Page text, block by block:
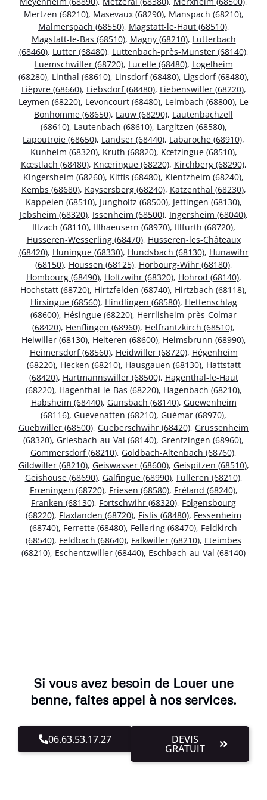
Mertzen (68210), Masevaux (68290), Manspach (68210),
Malmerspach (68550), Magstatt-le-Haut (68510),
Magstatt-le-Bas (68510), Magny (68210), Lutterbach
(68460), Lutter (68480), Luttenbach-près-Munster (68140),
Luemschwiller (68720), Lucelle (68480), Logelheim
(68280), Linthal (68610), Linsdorf (68480), Ligsdorf (68480),
Lièpvre (68660), Liebsdorf (68480), Liebenswiller (68220),
Leymen (68220), Levoncourt (68480), Leimbach (68800), Le
Bonhomme (68650), Lauw (68290), Lautenbachzell
(68610), Lautenbach (68610), Largitzen (68580),
Lapoutroie (68650), Landser (68440), Labaroche (68910),
Kunheim (68320), Kruth (68820), Kœtzingue (68510),
Kœstlach (68480), Knœringue (68220), Kirchberg (68290),
Kingersheim (68260), Kiffis (68480), Kientzheim (68240),
Kembs (68680), Kaysersberg (68240), Katzenthal (68230),
Kappelen (68510), Jungholtz (68500), Jettingen (68130),
Jebsheim (68320), Issenheim (68500), Ingersheim (68040),
Illzach (68110), Illhaeusern (68970), Illfurth (68720),
Husseren-Wesserling (68470), Husseren-les-Châteaux
(68420), Huningue (68330), Hundsbach (68130), Hunawihr
(68150), Houssen (68125), Horbourg-Wihr (68180),
Hombourg (68490), Holtzwihr (68320), Hohrod (68140),
Hochstatt (68720), Hirtzfelden (68740), Hirtzbach (68118),
Hirsingue (68560), Hindlingen (68580), Hettenschlag
(68600), Hésingue (68220), Herrlisheim-près-Colmar
(68420), Henflingen (68960), Helfrantzkirch (68510),
Heiwiller (68130), Heiteren (68600), Heimsbrunn (68990),
Heimersdorf (68560), Heidwiller (68720), Hégenheim
(68220), Hecken (68210), Hausgauen (68130), Hattstatt
(68420), Hartmannswiller (68500), Hagenthal-le-Haut
(68220), Hagenthal-le-Bas (68220), Hagenbach (68210),
Habsheim (68440), Gunsbach (68140), Guewenheim
(68116), Guevenatten (68210), Guémar (68970),
Guebwiller (68500), Gueberschwihr (68420), Grussenheim
(68320), Griesbach-au-Val (68140), Grentzingen (68960),
Gommersdorf (68210), Goldbach-Altenbach (68760),
Gildwiller (68210), Geiswasser (68600), Geispitzen (68510),
Geishouse (68690), Galfingue (68990), Fulleren (68210),
Frœningen (68720), Friesen (68580), Fréland (68240),
Franken (68130), Fortschwihr (68320), Folgensbourg
(68220), Flaxlanden (68720), Fislis (68480), Fessenheim
(68740), Ferrette (68480), Fellering (68470), Feldkirch
(68540), Feldbach (68640), Falkwiller (68210), Eteimbes
(68210), Eschentzwiller (68440), Eschbach-au-Val (68140)
Si vous avez besoin de Louer une
benne, faites appel à nos services.
06.63.53.17.27 DEVIS
GRATUIT